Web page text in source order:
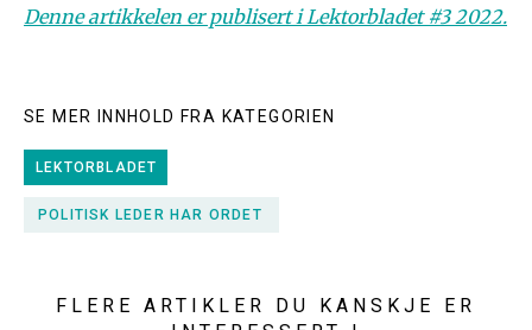
Denne artikkelen er publisert i Lektorbladet #3 2022.
SE MER INNHOLD FRA KATEGORIEN
LEKTORBLADET
POLITISK LEDER HAR ORDET
FLERE ARTIKLER DU KANSKJE ER